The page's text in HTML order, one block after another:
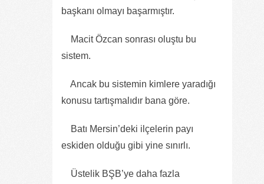
başkanı olmayı başarmıştır.
Macit Özcan sonrası oluştu bu
sistem.
Ancak bu sistemin kimlere yaradığı
konusu tartışmalıdır bana göre.
Batı Mersin’deki ilçelerin payı
eskiden olduğu gibi yine sınırlı.
Üstelik BŞB’ye daha fazla